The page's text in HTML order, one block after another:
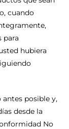
cuando
para
hubiera
posible y,
desde la
No